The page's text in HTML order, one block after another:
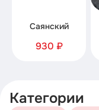
Саянский
930 ₽
Категории